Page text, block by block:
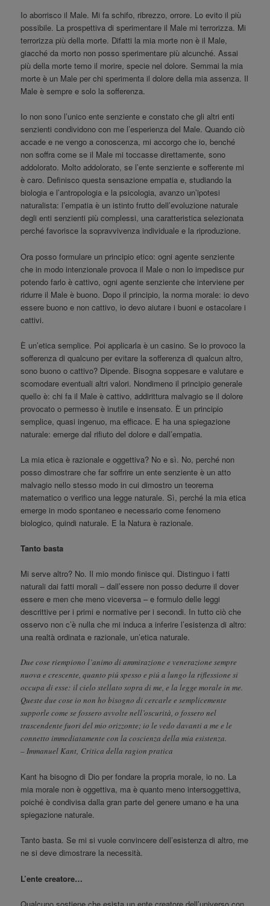
Io aborrisco il Male. Mi fa schifo, ribrezzo, orrore. Lo evito il più
possibile. La prospettiva di sperimentare il Male mi terrorizza. Mi
terrorizza più della morte. Difatti la mia morte non è il Male,
giacché da morto non posso sperimentare più alcunché. Assai
più della morte temo il morire, specie nel dolore. Semmai la mia
morte è un Male per chi sperimenta il dolore della mia assenza. Il
Male è sempre e solo la sofferenza.
Io non sono l’unico ente senziente e constato che gli altri enti
senzienti condividono con me l’esperienza del Male. Quando ciò
accade e ne vengo a conoscenza, mi accorgo che io, benché
non soffra come se il Male mi toccasse direttamente, sono
addolorato. Molto addolorato, se l’ente senziente e sofferente mi
è caro. Definisco questa sensazione empatia e, studiando la
biologia e l’antropologia e la psicologia, avanzo un’ipotesi
naturalista: l’empatia è un istinto frutto dell’evoluzione naturale
degli enti senzienti più complessi, una caratteristica selezionata
perché favorisce la sopravvivenza individuale e la riproduzione.
Ora posso formulare un principio etico: ogni agente senziente
che in modo intenzionale provoca il Male o non lo impedisce pur
potendo farlo è cattivo, ogni agente senziente che interviene per
ridurre il Male è buono. Dopo il principio, la norma morale: io devo
essere buono e non cattivo, io devo aiutare i buoni e ostacolare i
cattivi.
È un’etica semplice. Poi applicarla è un casino. Se io provoco la
sofferenza di qualcuno per evitare la sofferenza di qualcun altro,
sono buono o cattivo? Dipende. Bisogna soppesare e valutare e
scomodare eventuali altri valori. Nondimeno il principio generale
quello è: chi fa il Male è cattivo, addirittura malvagio se il dolore
provocato o permesso è inutile e insensato. È un principio
semplice, quasi ingenuo, ma efficace. E ha una spiegazione
naturale: emerge dal rifiuto del dolore e dall’empatia.
La mia etica è razionale e oggettiva? No e sì. No, perché non
posso dimostrare che far soffrire un ente senziente è un atto
malvagio nello stesso modo in cui dimostro un teorema
matematico o verifico una legge naturale. Sì, perché la mia etica
emerge in modo spontaneo e necessario come fenomeno
biologico, quindi naturale. E la Natura è razionale.
Tanto basta
Mi serve altro? No. Il mio mondo finisce qui. Distinguo i fatti
naturali dai fatti morali – dall’essere non posso dedurre il dover
essere e men che meno viceversa – e formulo delle leggi
descrittive per i primi e normative per i secondi. In tutto ciò che
osservo non c’è nulla che mi induca a inferire l’esistenza di altro:
una realtà ordinata e razionale, un’etica naturale.
Due cose riempiono l’animo di ammirazione e venerazione sempre
nuova e crescente, quanto piú spesso e piú a lungo la riflessione si
occupa di esse: il cielo stellato sopra di me, e la legge morale in me.
Queste due cose io non ho bisogno di cercarle e semplicemente
supporle come se fossero avvolte nell’oscurità, o fossero nel
trascendente fuori del mio orizzonte; io le vedo davanti a me e le
connetto immediatamente con la coscienza della mia esistenza.
– Immanuel Kant, Critica della ragion pratica
Kant ha bisogno di Dio per fondare la propria morale, io no. La
mia morale non è oggettiva, ma è quanto meno intersoggettiva,
poiché è condivisa dalla gran parte del genere umano e ha una
spiegazione naturale.
Tanto basta. Se mi si vuole convincere dell’esistenza di altro, me
ne si deve dimostrare la necessità.
L’ente creatore…
Qualcuno sostiene che esista un ente creatore dell’universo con